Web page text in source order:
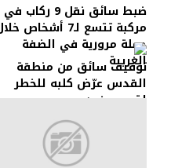
ضبط سائق نقل 9 ركاب في
مركبة تتسع لـ7 أشخاص
حملة مرورية في الضفة
الغربية
توقيف سائق من منطقة
القدس عرّض كلبه للخطر
لتصوير فيديو